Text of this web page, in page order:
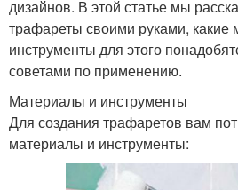
дизайнов. В этой статье мы
трафареты своими руками, какие
инструменты для этого
советами по применению.
Материалы и инструменты
Для создания трафаретов вам
материалы и инструменты: